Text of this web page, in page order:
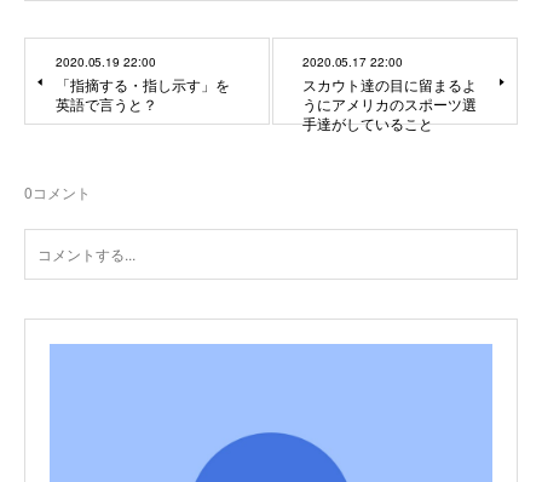
2020.05.19 22:00
「指摘する・指し示す」を
英語で言うと？
2020.05.17 22:00
スカウト達の目に留まるよ
うにアメリカのスポーツ選
手達がしていること
0コメント